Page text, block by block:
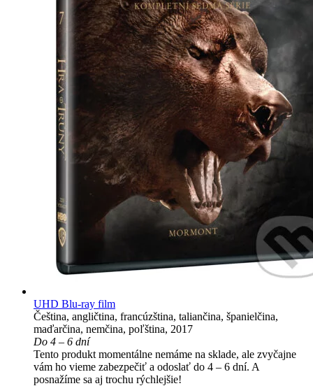
UHD Blu-ray film
Čeština, angličtina, francúzština, taliančina, španielčina,
maďarčina, nemčina, poľština, 2017
Do 4 – 6 dní
Tento produkt momentálne nemáme na sklade, ale zvyčajne
vám ho vieme zabezpečiť a odoslať do 4 – 6 dní. A
posnažíme sa aj trochu rýchlejšie!